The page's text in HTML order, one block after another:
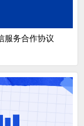
服务合作协议